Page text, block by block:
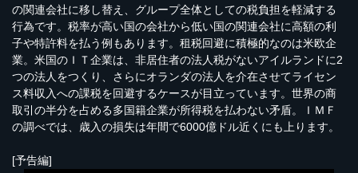
の関連会社に移し替え、グループ全体としての税負担を軽減する
行為です。税率が高い国の会社から低い国の関連会社に高額の利
子や特許料を払う例もあります。租税回避に積極的なのは米欧企
業。米国のＩＴ企業は、非居住者の法人税がないアイルランドに2
つの法人をつくり、さらにオランダの法人を介在させてライセン
ス料収入への課税を回避するケースが目立っています。世界の商
取引の半分を占める多国籍企業が所得税を払わない矛盾。ＩＭＦ
の調べでは、歳入の損失は年間で6000億ドル近くにも上ります。
[予告編]